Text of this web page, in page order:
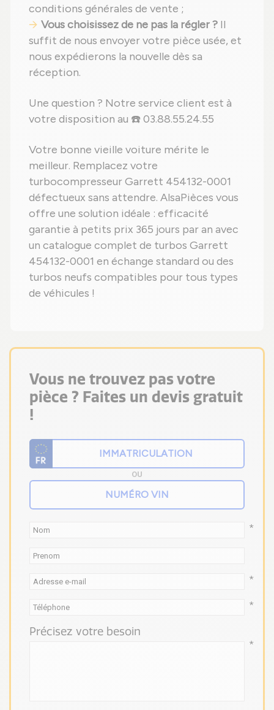
conditions générales de vente ;
Vous choisissez de ne pas la régler ? Il
suffit de nous envoyer votre pièce usée, et
nous expédierons la nouvelle dès sa
réception.
Une question ? Notre service client est à
votre disposition au ☎️ 03.88.55.24.55
Votre bonne vieille voiture mérite le
meilleur. Remplacez votre
turbocompresseur Garrett 454132-0001
défectueux sans attendre. AlsaPièces vous
offre une solution idéale : efficacité
garantie à petits prix 365 jours par an avec
un catalogue complet de turbos Garrett
454132-0001 en échange standard ou des
turbos neufs compatibles pour tous types
de véhicules !
Vous ne trouvez pas votre
pièce ? Faites un devis gratuit
!
OU
*
*
*
Précisez votre besoin
*